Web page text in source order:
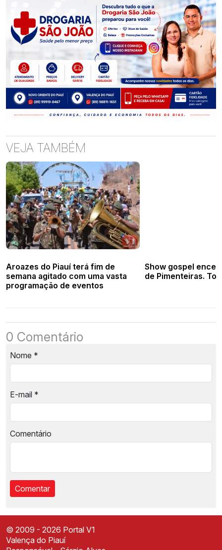
VEJA TAMBÉM
Aroazes do Piauí terá fim de
semana agitado com uma vasta
programação de eventos
Show gospel
de Pimenteiras.
0 Comentário
Nome *
E-mail *
Comentário
© 2009 - 2026 Portal V1
Valença do Piauí